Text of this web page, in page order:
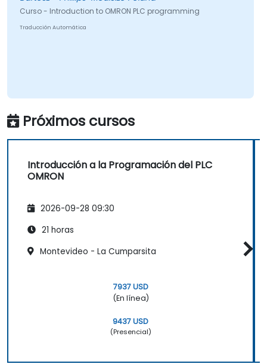
Curso - Introduction to OMRON PLC programming
Traducción Automática
Próximos cursos
Introducción a la Programación del PLC
OMRON
2026-09-28 09:30
21 horas
Montevideo - La Cumparsita
7937 USD
(En línea)
9437 USD
(Presencial)